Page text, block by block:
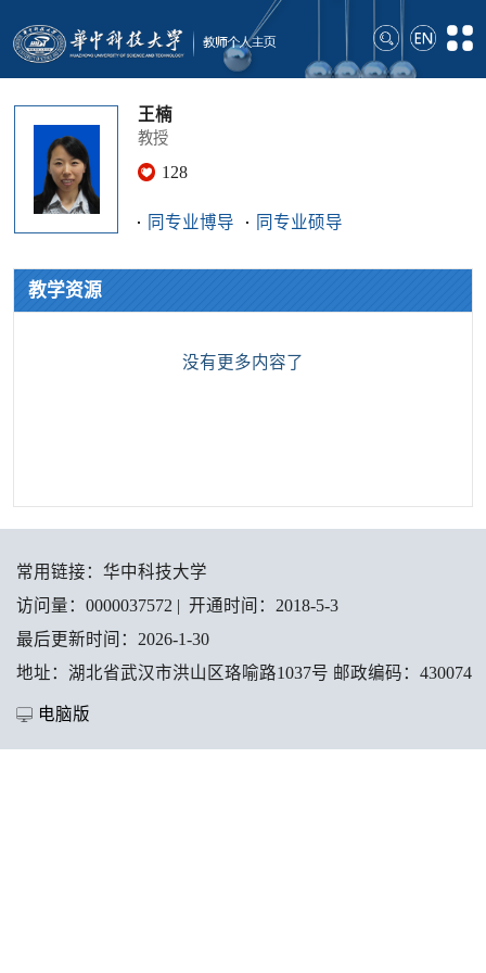
王楠
教授
128
同专业博导 同专业硕导
教学资源
没有更多内容了
常用链接： 华中科技大学
访问量： 0000037572 | 开通时间： 2018-5-3
最后更新时间： 2026-1-30
地址：湖北省武汉市洪山区珞喻路1037号 邮政编码：430074
电脑版